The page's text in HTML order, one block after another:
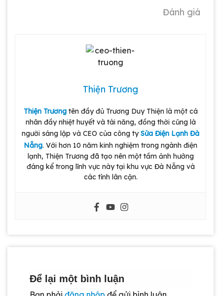
Đánh giá
Thiện Trương
Thiện Trươngtên đầy đủ Trương Duy Thiện là một cá
nhân đầy nhiệt huyết và tài năng, đồng thời cũng là
người sáng lập và CEO của công tySửa Điện Lạnh Đà
Nẵng. Với hơn 10 năm kinh nghiệm trong ngành điện
lạnh, Thiện Trương đã tạo nên một tầm ảnh hưởng
đáng kể trong lĩnh vực này tại khu vực Đà Nẵng và
các tỉnh lân cận.
Để lại một bình luận